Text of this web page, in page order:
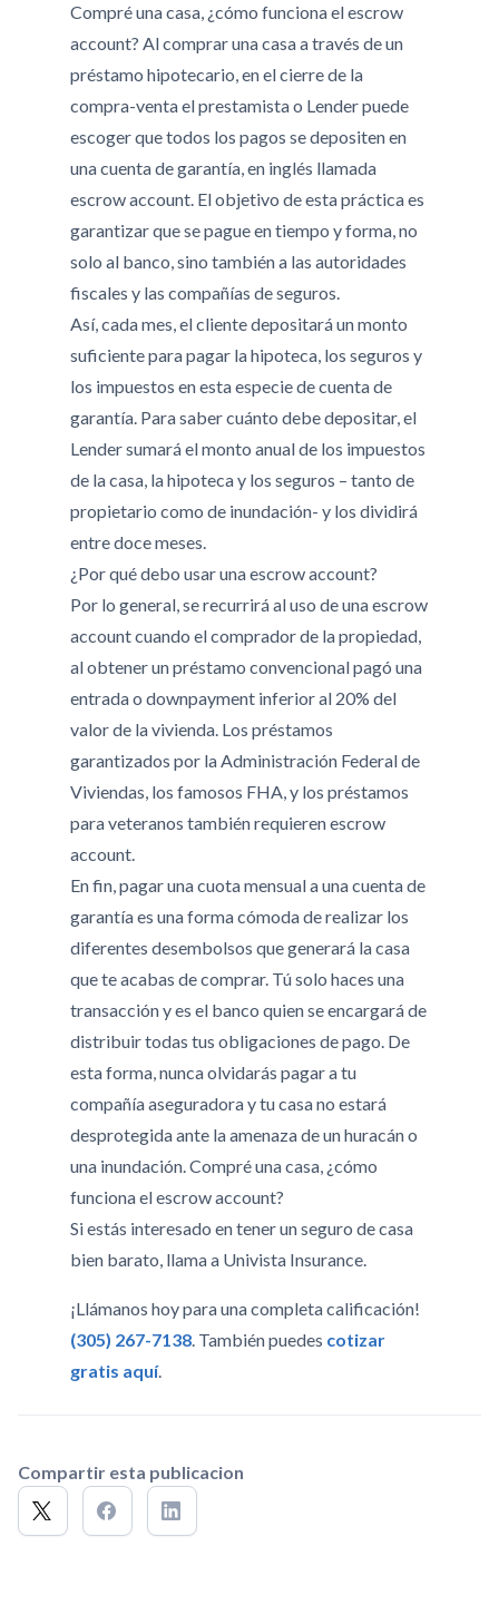
Compré una casa, ¿cómo funciona el escrow
account? Al comprar una casa a través de un
préstamo hipotecario, en el cierre de la
compra-venta el prestamista o Lender puede
escoger que todos los pagos se depositen en
una cuenta de garantía, en inglés llamada
escrow account. El objetivo de esta práctica es
garantizar que se pague en tiempo y forma, no
solo al banco, sino también a las autoridades
fiscales y las compañías de seguros.
Así, cada mes, el cliente depositará un monto
suficiente para pagar la hipoteca, los seguros y
los impuestos en esta especie de cuenta de
garantía. Para saber cuánto debe depositar, el
Lender sumará el monto anual de los impuestos
de la casa, la hipoteca y los seguros – tanto de
propietario como de inundación- y los dividirá
entre doce meses.
¿Por qué debo usar una escrow account?
Por lo general, se recurrirá al uso de una escrow
account cuando el comprador de la propiedad,
al obtener un préstamo convencional pagó una
entrada o downpayment inferior al 20% del
valor de la vivienda. Los préstamos
garantizados por la Administración Federal de
Viviendas, los famosos FHA, y los préstamos
para veteranos también requieren escrow
account.
En fin, pagar una cuota mensual a una cuenta de
garantía es una forma cómoda de realizar los
diferentes desembolsos que generará la casa
que te acabas de comprar. Tú solo haces una
transacción y es el banco quien se encargará de
distribuir todas tus obligaciones de pago. De
esta forma, nunca olvidarás pagar a tu
compañía aseguradora y tu casa no estará
desprotegida ante la amenaza de un huracán o
una inundación. Compré una casa, ¿cómo
funciona el escrow account?
Si estás interesado en tener un seguro de casa
bien barato, llama a Univista Insurance.
¡Llámanos hoy para una completa calificación!
(305) 267-7138. También puedes cotizar
gratis aquí.
Compartir esta publicacion